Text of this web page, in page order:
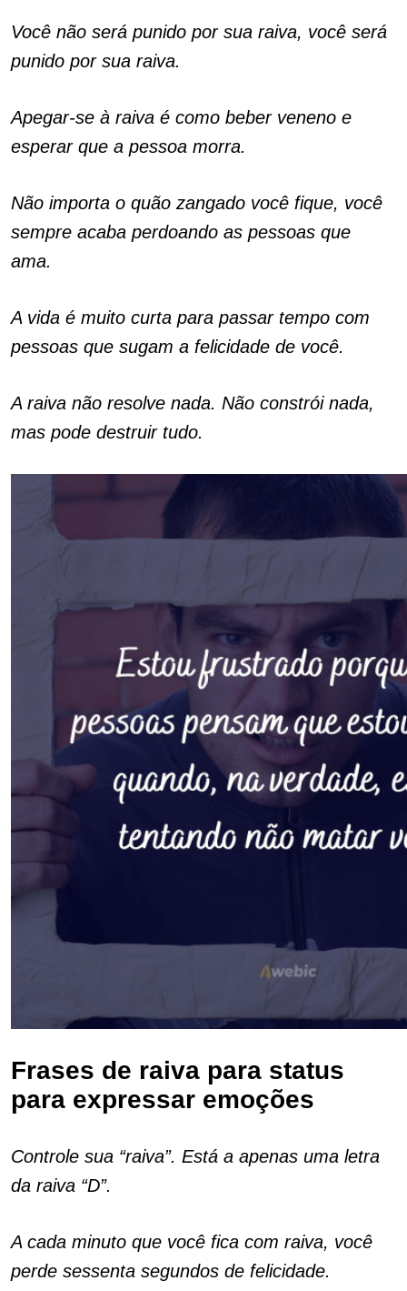
Você não será punido por sua raiva, você será
punido por sua raiva.
Apegar-se à raiva é como beber veneno e
esperar que a pessoa morra.
Não importa o quão zangado você fique, você
sempre acaba perdoando as pessoas que
ama.
A vida é muito curta para passar tempo com
pessoas que sugam a felicidade de você.
A raiva não resolve nada. Não constrói nada,
mas pode destruir tudo.
Frases de raiva para status
para expressar emoções
Controle sua “raiva”. Está a apenas uma letra
da raiva “D”.
A cada minuto que você fica com raiva, você
perde sessenta segundos de felicidade.